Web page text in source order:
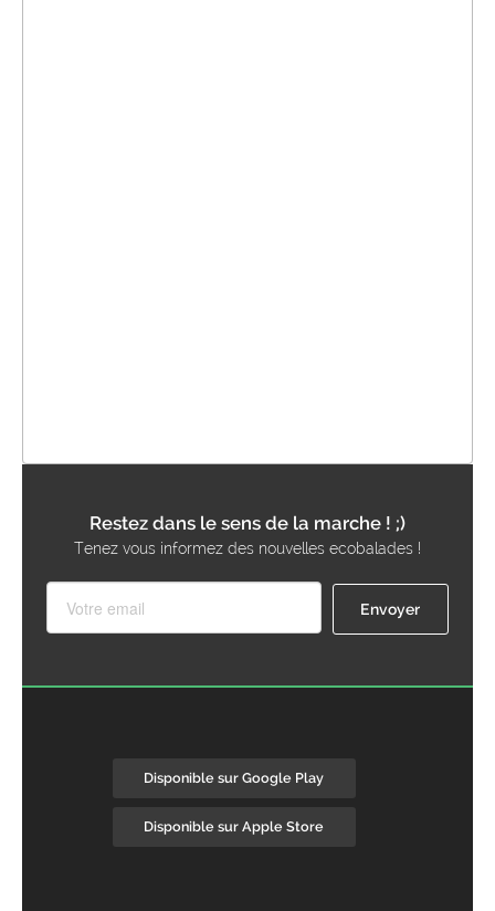
Restez dans le sens de la marche ! ;)
Tenez vous informez des nouvelles ecobalades !
Disponible sur Google Play
Disponible sur Apple Store